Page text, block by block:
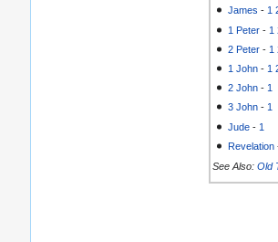
James -1
1 Peter - 1
2 Peter - 1
1 John - 1
2 John - 1
3 John -1
Jude - 1
Revelation
See Also: Old